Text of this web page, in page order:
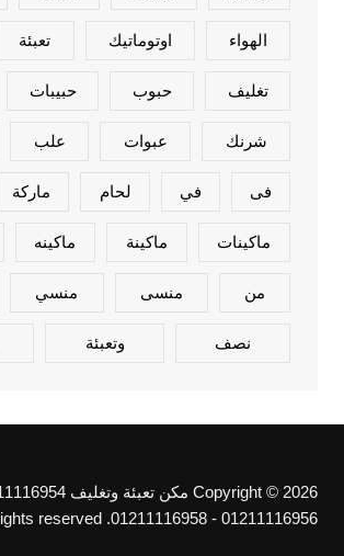
الهواء اوتوماتيك تعبئة
تغليف حبوب حبيبات
شرنك عبوات علب
فى في لحام ماركة
ماكينات ماكينة ماكينه
من منسى منسي
نصف وتعبئة
01211116956 - 01211116958. All rights reserved.